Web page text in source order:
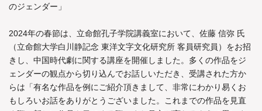
のジェンダー」
2024年の春節は、立命館孔子学院講義室において、佐藤 信弥 氏
（立命館大学白川静記念 東洋文字文化研究所 客員研究員）をお招
きし、中国時代劇に関する講座を開催しました。多くの作品をジ
ェンダーの観点から切り込んでお話しいただき、受講された方か
らは「有名な作品を例にご紹介頂きまして、非常にわかり易くお
もしろいお話をありがとうございました。これまでの作品を見直